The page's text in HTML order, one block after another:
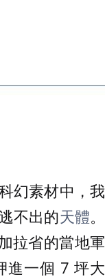
幻素材中，我
不出的天體。
拉省的當地軍
進一個 7 坪大